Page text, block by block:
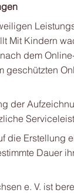
Mit Kindern
dem
geschützten
der
die Erstellung
Dauer
e. V. ist